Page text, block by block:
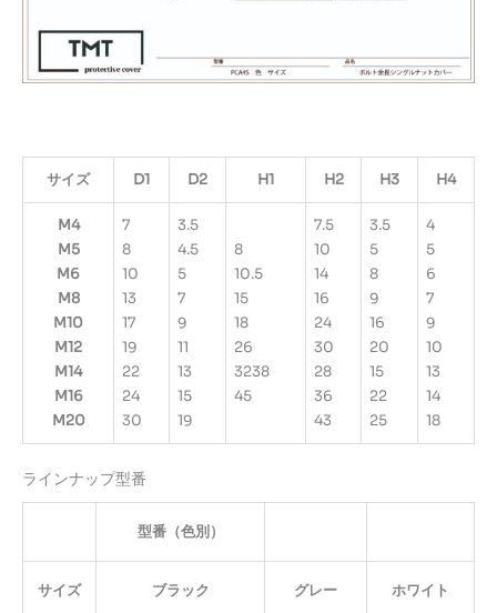
サイズ D1 D2 H1 H2 H3 H4
M4
M5
M6
M8
M10
M12
M14
M16
M20
7
8
10
13
17
19
22
24
30
3.5
4.5
5
7
9
11
13
15
19
8
10.5
15
18
26
3238
45
7.5
10
14
16
24
30
28
36
43
3.5
5
8
9
16
20
15
22
25
4
5
6
7
9
10
13
14
18
ラインナップ型番
型番（色別）
サイズ ブラック グレー ホワイト